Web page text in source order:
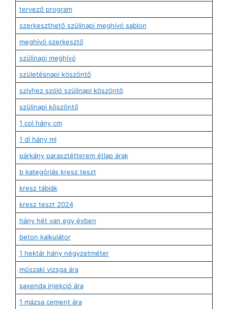
tervező program
szerkeszthető szülinapi meghívó sablon
meghívó szerkesztő
szülinapi meghívó
születésnapi köszöntő
szívhez szóló szülinapi köszöntő
szülinapi köszöntő
1 col hány cm
1 dl hány ml
párkány parasztétterem étlap árak
b kategóriás kresz teszt
kresz táblák
kresz teszt 2024
hány hét van egy évben
beton kalkulátor
1 hektár hány négyzetméter
műszaki vizsga ára
saxenda injekció ára
1 mázsa cement ára